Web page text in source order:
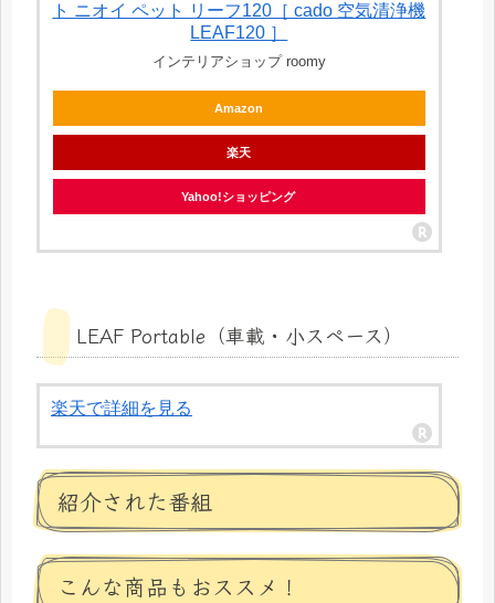
ト ニオイ ペット リーフ120［ cado 空気清浄機
LEAF120 ］
インテリアショップ roomy
Amazon
楽天
Yahoo!ショッピング
LEAF Portable（車載・小スペース）
楽天で詳細を見る
紹介された番組
こんな商品もおススメ！